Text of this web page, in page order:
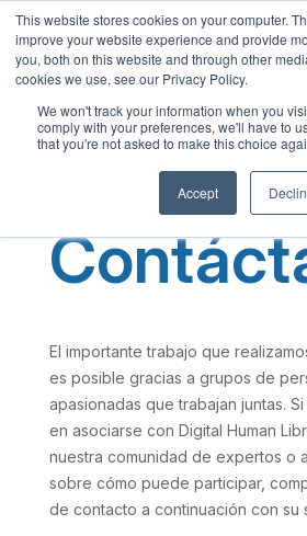
This website stores cookies on your computer.
improve your website experience and provide
you, both on this website and through other
cookies we use, see our Privacy Policy.
We won't track your information when you
comply with your preferences, we'll have to
that you're not asked to make this choice
Accept
El importante trabajo que
es posible gracias a grupos de
apasionadas que trabajan juntas.
en asociarse con Digital Human
nuestra comunidad de expertos o
sobre cómo puede participar,
de contacto a continuación con su